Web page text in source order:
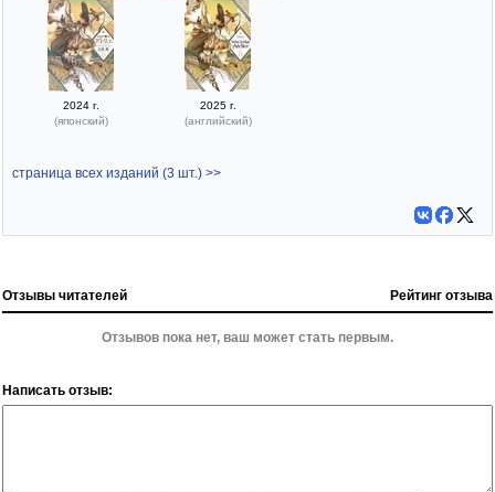
2024 г.
(японский)
2025 г.
(английский)
страница всех изданий (3 шт.) >>
Отзывы читателей Рейтинг отзыва
Отзывов пока нет, ваш может стать первым.
Написать отзыв: